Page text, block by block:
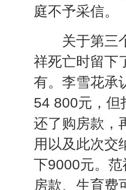
庭不予采信。
关于第三个
祥死亡时留下
有。李雪花承
54 800元，但
还了购房款，
用以及此次交
下9000元。
房款、生育费